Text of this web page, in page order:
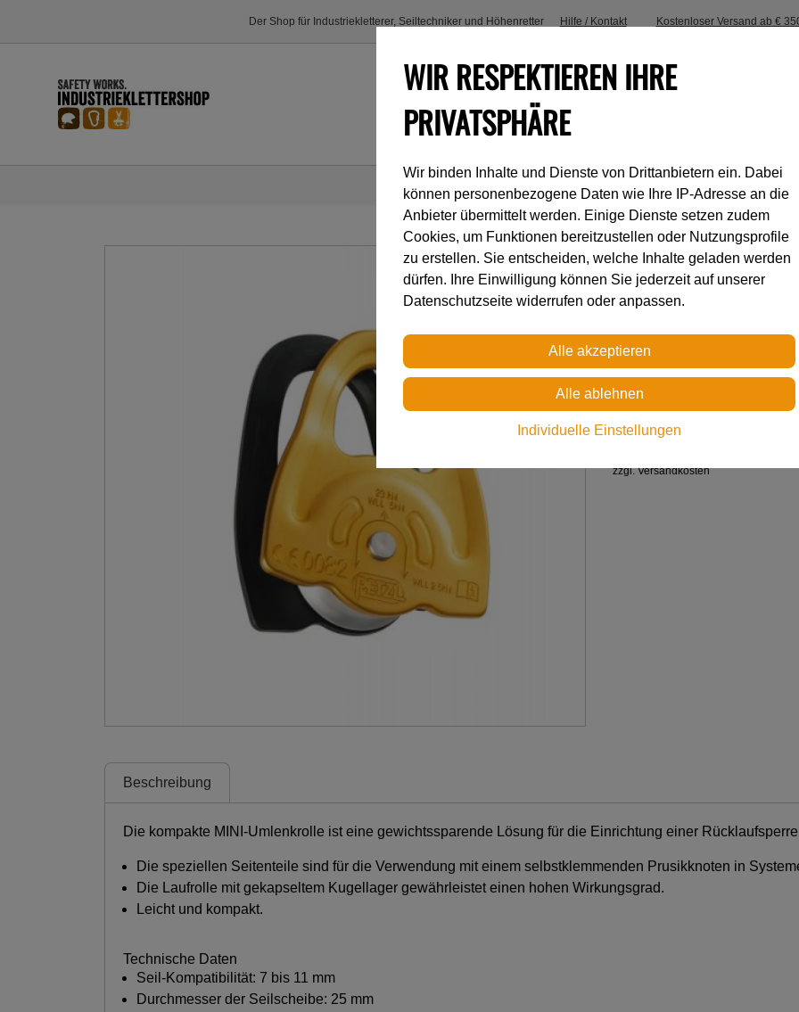
Der Shop für Industriekletterer, Seiltechniker und Höhenretter Hilfe / Kontakt Kostenloser Versand ab €
Industrieklettern Accessoires
Petzl
MINI
Leichte Prusikrolle mit
€ 46,00
zzgl. Versandkosten
Beschreibung
Die kompakte MINI-Umlenkrolle ist eine gewichtssparende Lösung für die Einrichtung einer
Die speziellen Seitenteile sind für die Verwendung mit einem selbstklemmenden Prusikknoten in
Die Laufrolle mit gekapseltem Kugellager gewährleistet einen hohen Wirkungsgrad.
Leicht und kompakt.
Technische Daten
Seil-Kompatibilität: 7 bis 11 mm
Durchmesser der Seilscheibe: 25 mm
WIR RESPEKTIEREN IHRE
PRIVATSPHÄRE
Wir binden Inhalte und Dienste von Drittanbietern ein. Dabei
können personenbezogene Daten wie Ihre IP-Adresse an die
Anbieter übermittelt werden. Einige Dienste setzen zudem
Cookies, um Funktionen bereitzustellen oder Nutzungsprofile
zu erstellen. Sie entscheiden, welche Inhalte geladen werden
dürfen. Ihre Einwilligung können Sie jederzeit auf unserer
Datenschutzseite widerrufen oder anpassen.
Individuelle Einstellungen